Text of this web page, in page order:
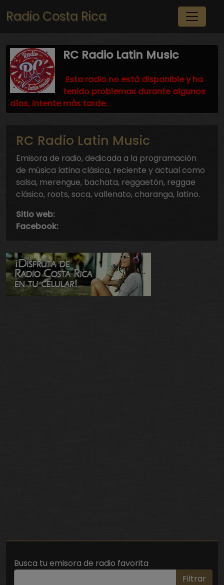
Pasar al contenido principal
Radio Costa Rica
RC Radio Latin Music
Esta radio no está disponible y ha
tenido problemas durante algunos
días, intente más tarde.
RC Radio Latin Music
Emisora de radio, dedicada a la programación
de música latina clásica, reciente y actual como
salsa, merengue, bachata, reggaetón, reggae
clásico, roots, soca, vallenato, charanga, latino.
Sitio web:
Facebook:
Busca tu emisora de radio favorita
Filtrar